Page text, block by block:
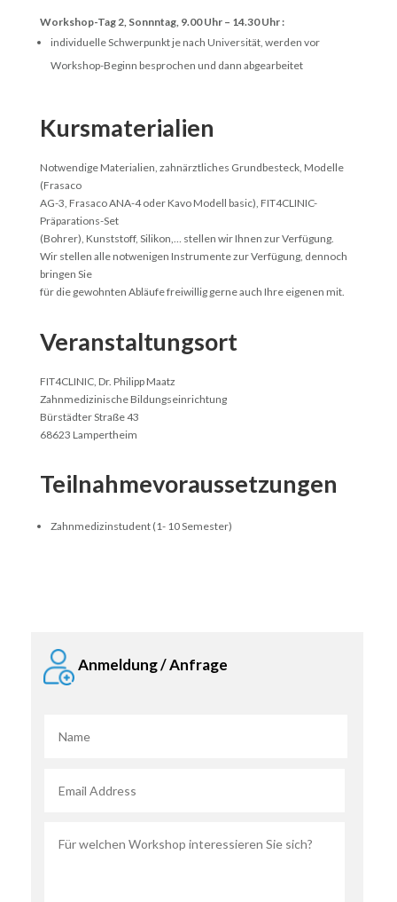
Workshop-Tag 2, Sonnntag, 9.00 Uhr – 14.30 Uhr :
individuelle Schwerpunkt je nach Universität, werden vor
Workshop-Beginn besprochen und dann abgearbeitet
Kursmaterialien
Notwendige Materialien, zahnärztliches Grundbesteck, Modelle
(Frasaco
AG-3, Frasaco ANA-4 oder Kavo Modell basic), FIT4CLINIC-
Präparations-Set
(Bohrer), Kunststoff, Silikon,… stellen wir Ihnen zur Verfügung.
Wir stellen alle notwenigen Instrumente zur Verfügung, dennoch
bringen Sie
für die gewohnten Abläufe freiwillig gerne auch Ihre eigenen mit.
Veranstaltungsort
FIT4CLINIC, Dr. Philipp Maatz
Zahnmedizinische Bildungseinrichtung
Bürstädter Straße 43
68623 Lampertheim
Teilnahmevoraussetzungen
Zahnmedizinstudent (1- 10 Semester)
Anmeldung / Anfrage